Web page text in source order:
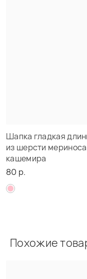
Шапка гладкая
из шерсти
кашемира
80 р.
Похожие